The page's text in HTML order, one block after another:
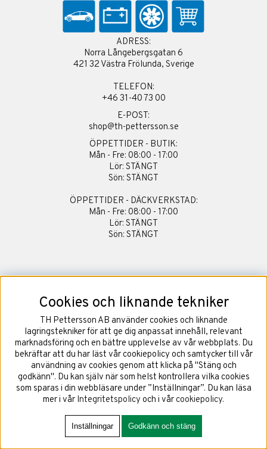
ADRESS:
Norra Långebergsgatan 6
421 32 Västra Frölunda, Sverige
TELEFON:
+46 31-40 73 00
E-POST:
shop@th-pettersson.se
ÖPPETTIDER - BUTIK:
Mån - Fre: 08:00 - 17:00
Lör: STÄNGT
Sön: STÄNGT
ÖPPETTIDER - DÄCKVERKSTAD:
Mån - Fre: 08:00 - 17:00
Lör: STÄNGT
Sön: STÄNGT
ADRESS:
Arendals Allé 7
418 79 Göteborg, Sverige
TELEFON:
+46 31-40 73 00
E-POST:
ÖPPETTIDER:
Mån - Fre: 07:30 - 16:30
Cookies och liknande tekniker
TH Pettersson AB använder cookies och liknande
lagringstekniker för att ge dig anpassat innehåll, relevant
marknadsföring och en bättre upplevelse av vår webbplats. Du
bekräftar att du har läst vår cookiepolicy och samtycker till vår
användning av cookies genom att klicka på "Stäng och
godkänn". Du kan själv när som helst kontrollera vilka cookies
som sparas i din webbläsare under ”Inställningar”. Du kan läsa
mer i vår Integritetspolicy och i vår cookiepolicy.
Inställningar Godkänn och stäng